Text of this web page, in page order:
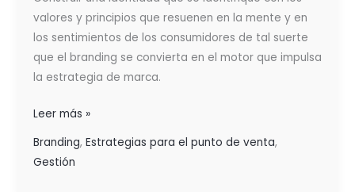
valores y principios que resuenen en la mente y en
los sentimientos de los consumidores de tal suerte
que el branding se convierta en el motor que impulsa
la estrategia de marca.
Leer más »
Branding, Estrategias para el punto de venta,
Gestión